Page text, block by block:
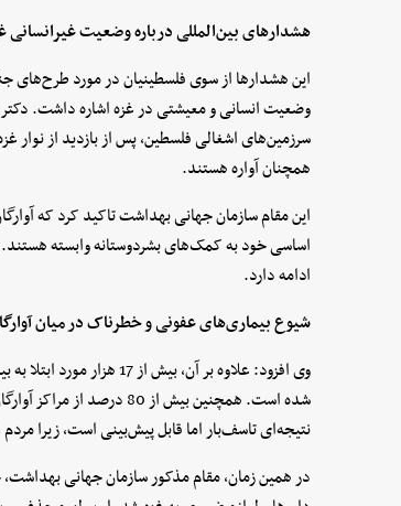
هشدارهای بین‌المللی درباره وضعیت غیرانسانی
این هشدارها از سوی فلسطینیان در مورد طرح‌های
وضعیت انسانی و معیشتی در غزه اشاره داشت.
سرزمین‌های اشغالی فلسطین، پس از بازدید از
همچنان آواره هستند.
این مقام سازمان جهانی بهداشت تاکید کرد که
اساسی خود به کمک‌های بشردوستانه وابسته هستند.
ادامه دارد.
شیوع بیماری‌های عفونی و خطرناک در میان
وی افزود: علاوه بر آن،
شده است. همچنین بیش از
نتیجه‌ای تاسف‌بار اما قابل پیش‌بینی است، زیرا
در همین زمان، مقام مذکور سازمان جهانی